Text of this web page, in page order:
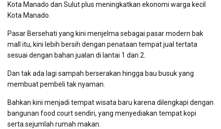
Kota Manado dan Sulut plus meningkatkan ekonomi warga kecil
Kota Manado.
Pasar Bersehati yang kini menjelma sebagai pasar modern bak
mall itu, kini lebih bersih dengan penataan tempat jual tertata
sesuai dengan bahan jualan di lantai 1 dan 2.
Dan tak ada lagi sampah berserakan hingga bau busuk yang
membuat pembeli tak nyaman.
Bahkan kini menjadi tempat wisata baru karena dilengkapi dengan
bangunan food court sendiri, yang menyediakan tempat kopi
serta sejumlah rumah makan.